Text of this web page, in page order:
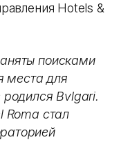
Hotels &
поисками
места для
родился Bvlgari.
Roma стал